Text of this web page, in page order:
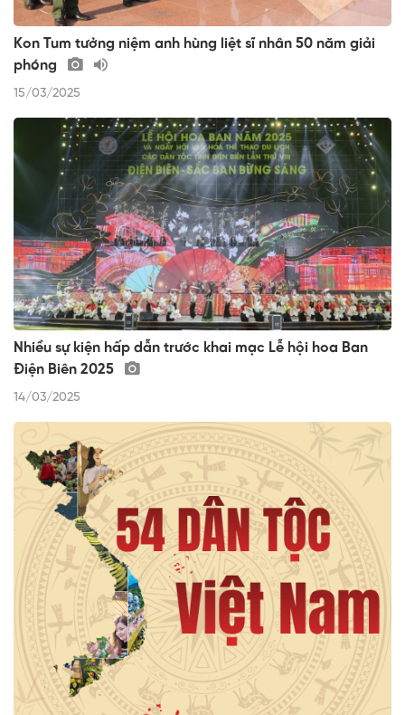
Kon Tum tưởng niệm anh hùng liệt sĩ nhân 50 năm giải
phóng
15/03/2025
Nhiều sự kiện hấp dẫn trước khai mạc Lễ hội hoa Ban
Điện Biên 2025
14/03/2025